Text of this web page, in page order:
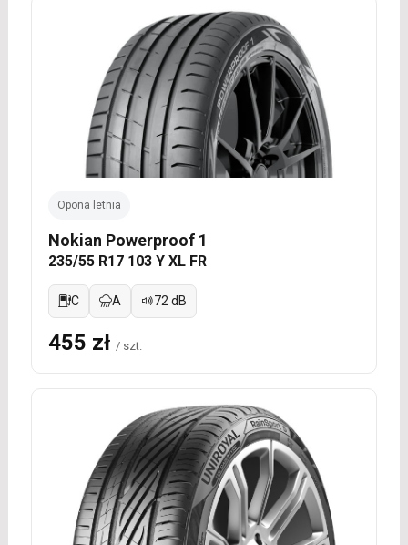
Opona letnia
Nokian Powerproof 1
235/55 R17 103 Y XL FR
C A 72 dB
455 zł / szt.